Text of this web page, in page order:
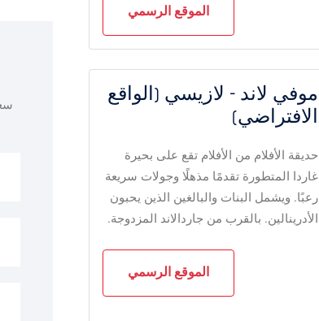
الموقع الرسمي
موفي لاند - لازيسي (الواقع
الافتراضي)
حديقة الأفلام من الأفلام تقع على بحيرة
غاردا المتطورة تقدمًا مذهلًا وجولات سريعة
رعبًا. ويشمل البنات والبالغين الذين يحبون
الأدرينالين. بالقرب من جاردالاند المزدوجة.
الموقع الرسمي